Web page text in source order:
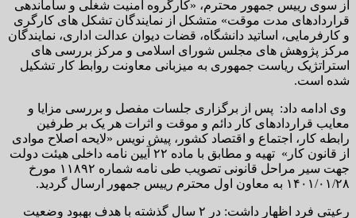
از سوی رییس جمهور محترم، «کارگروه امنیت شغلی و ساماندهی
قراردادهای مدت موقت» متشکل از نمایندگان تشکل های کارگری
و کارفرمایی، اساتید دانشگاه، قضات دیوان عدالت اداری، نمایندگان
مرکز پژوهش های مجلس شورای اسلامی و مرکز بررسی های
استراتژیک ریاست جمهوری به میزبانی معاونت روابط کار تشکیل
شده است.
وی ادامه داد: پس از برگزاری جلسات مفصل و بررسی مزایا و
معایب قراردادهای کار دائم و موقت و اثرات هر یک بر طرفین
رابطه کار، اجتماع و اقتصاد کشور، پیش نویس «لایحه اصلاح موادی
از قانون کار» تهیه و مطابق با ماده ۲۲ آیین نامه داخلی هیئت دولت
جهت سیر مراحل قانونی تصویب طی نامه شماره ۱۱۸۹۲ مورخ
۱۴۰۱/۰۱/۲۸ به معاون اول محترم رییس جمهور ارسال گردید.
رعیتی فرد اظهار داشت: در ۲ سال گذشته با هدف بهبود وضعیت